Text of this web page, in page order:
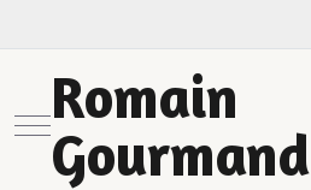
Mobile Menu Toggle
Romain
Gourmand